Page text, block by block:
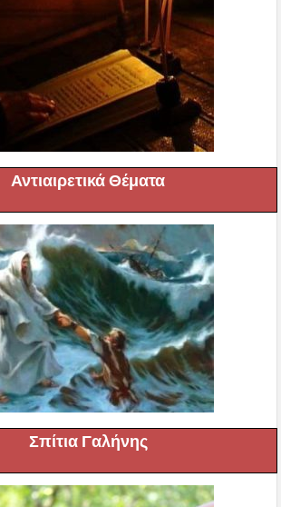
Αντιαιρετικά Θέματα
Σπίτια Γαλήνης